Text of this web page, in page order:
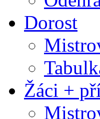
Dorost
Žáci +